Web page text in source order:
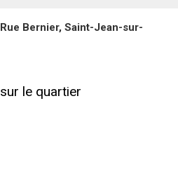
Bernier, Saint-Jean-sur-
le quartier